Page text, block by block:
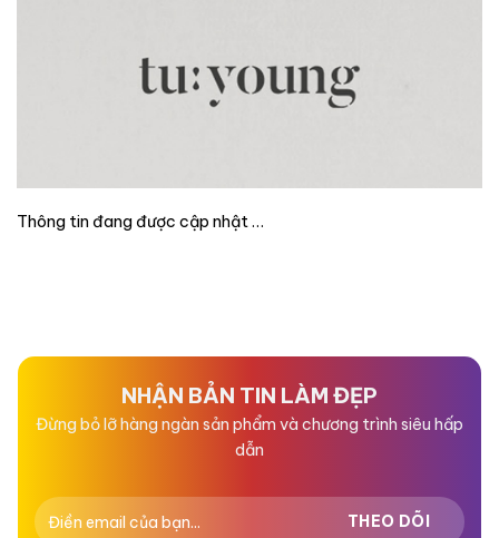
Thông tin đang được cập nhật …
NHẬN BẢN TIN LÀM ĐẸP
Đừng bỏ lỡ hàng ngàn sản phẩm và chương trình siêu hấp
dẫn